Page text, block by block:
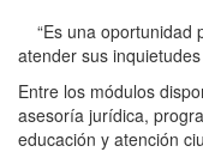
“Es una oportunidad
atender sus
Entre los módulos
asesoría jurídica,
educación y atención